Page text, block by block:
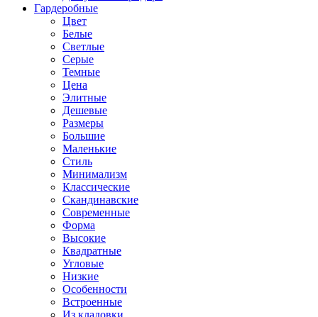
Гардеробные
Цвет
Белые
Светлые
Серые
Темные
Цена
Элитные
Дешевые
Размеры
Большие
Маленькие
Стиль
Минимализм
Классические
Скандинавские
Современные
Форма
Высокие
Квадратные
Угловые
Низкие
Особенности
Встроенные
Из кладовки